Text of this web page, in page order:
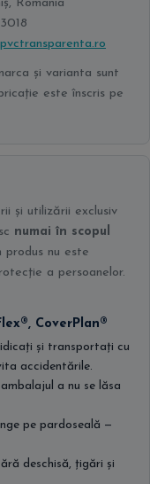
România
și varianta sunt
este înscris pe
și utilizării exclusiv
numai în scopul
produs nu este
a persoanelor.
CoverPlan®
și transportați cu
accidentările.
a nu se lăsa
pe pardoseală —
deschisă, țigări și